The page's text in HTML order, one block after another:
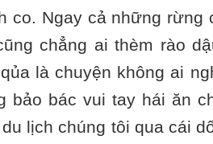
co. Ngay cả những rừng
chẳng ai thèm rào
là chuyện không ai
bảo bác vui tay hái ăn
lịch chúng tôi qua cái